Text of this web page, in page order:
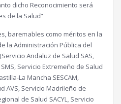
dicho Reconocimiento será
de la Salud”
baremables como méritos en la
la Administración Pública del
Andaluz de Salud SAS,
Servicio Extremeño de Salud
La Mancha SESCAM,
AVS, Servicio Madrileño de
de Salud SACYL, Servicio